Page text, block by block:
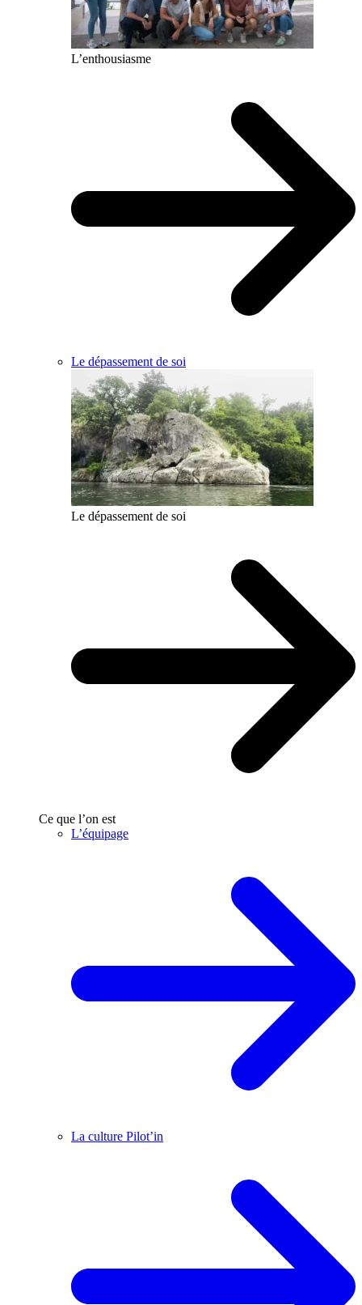
L’enthousiasme
Le dépassement de soi
Le dépassement de soi
Ce que l’on est
L’équipage
La culture Pilot’in